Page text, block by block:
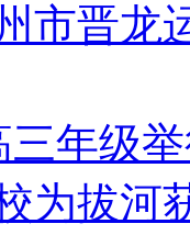
市晋龙
三年级
为拔河